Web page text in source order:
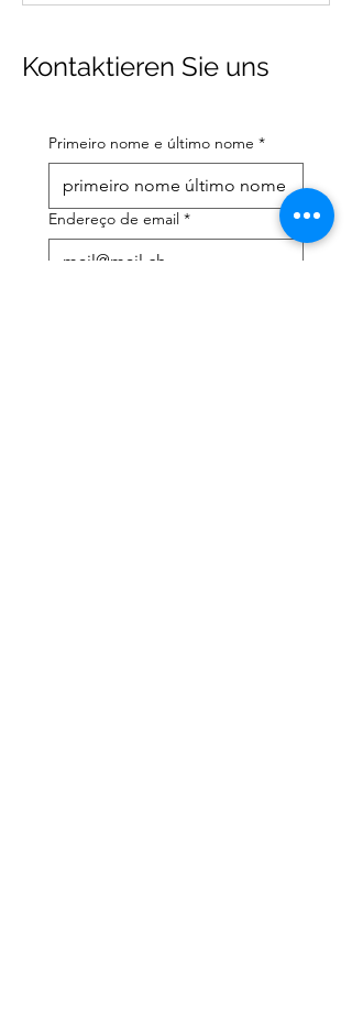
Kontaktieren Sie uns
Primeiro nome e último nome *
Endereço de email *